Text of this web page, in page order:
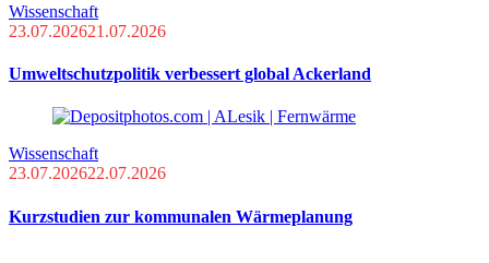
Wissenschaft
23.07.202621.07.2026
Umweltschutzpolitik verbessert global Ackerland
Wissenschaft
23.07.202622.07.2026
Kurzstudien zur kommunalen Wärmeplanung